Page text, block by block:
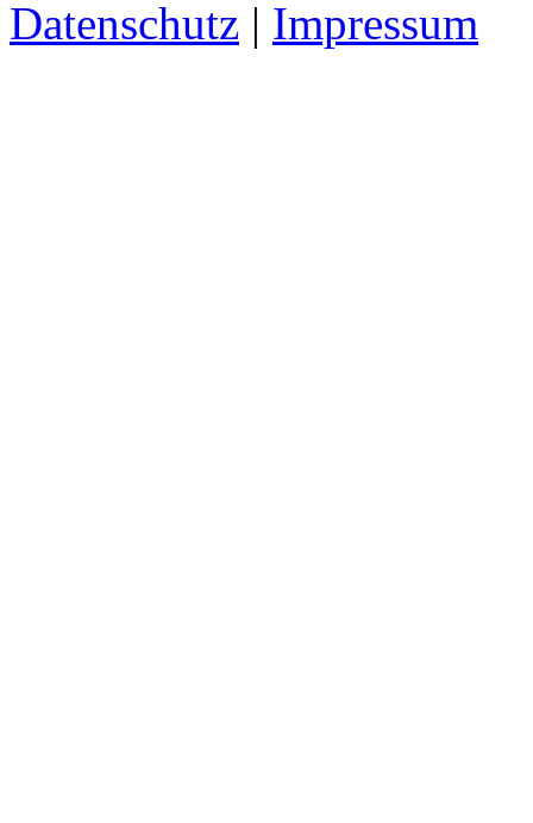
Datenschutz | Impressum